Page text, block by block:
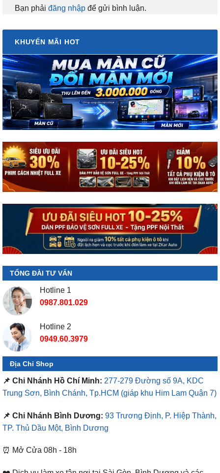
Bạn phải đăng nhập để gửi bình luận.
KHUYẾN MÃI HOT
TỔNG ĐÀI TƯ VẤN
Hotline 1
0987.801.029
Hotline 2
0949.60.3979
Địa Chỉ Shop
📌 Chi Nhánh Hồ Chí Minh: 277-279 Đường số 9A, KDC
Trung Sơn, Bình Chánh, Tp.HCM (giáp khu Him Lam Quận 7)
📌 Chi Nhánh Bình Dương: 93 Trương Định, P. Hiệp Thành,
TP. Thủ Dầu Một, Bình Dương
⏰ Mở Cửa 08h - 18h